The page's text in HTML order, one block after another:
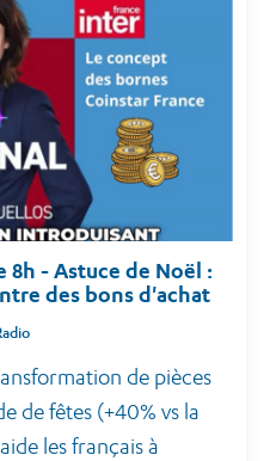
8h - Astuce de Noël :
des bons d'achat
de pièces
de fêtes (+40% vs la
les français à